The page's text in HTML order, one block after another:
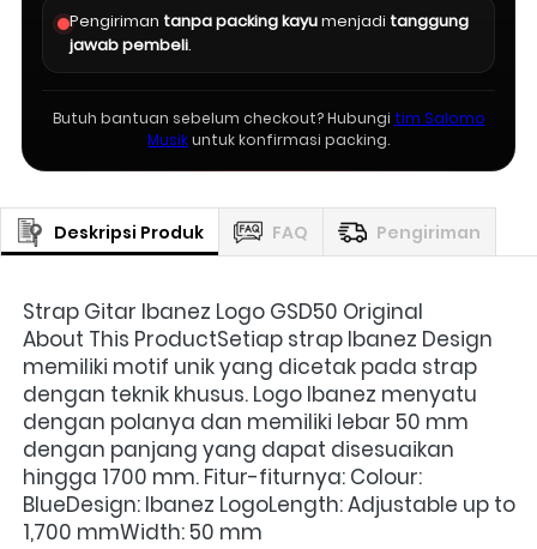
Pengiriman tanpa packing kayumenjadi tanggung
jawab pembeli.
Butuh bantuan sebelum checkout? Hubungi tim Salomo
Musikuntuk konfirmasi packing.
Deskripsi Produk FAQ Pengiriman
Strap Gitar Ibanez Logo GSD50 Original
About This ProductSetiap strap Ibanez Design
memiliki motif unik yang dicetak pada strap
dengan teknik khusus. Logo Ibanez menyatu
dengan polanya dan memiliki lebar 50 mm
dengan panjang yang dapat disesuaikan
hingga 1700 mm. Fitur-fiturnya: Colour:
BlueDesign: Ibanez LogoLength: Adjustable up to
1,700 mmWidth: 50 mm